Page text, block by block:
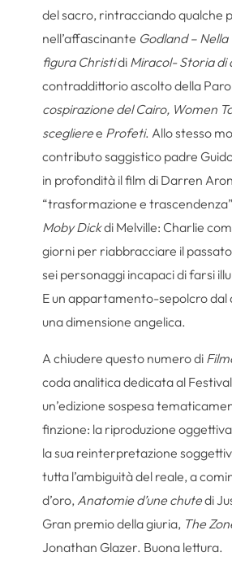
del sacro, rintracciando qualche
nell’affascinante Godland –
figura Christidi Miracol- Storia di
contraddittorio ascolto della
cospirazione del Cairo, Women
sceglieree Profeti. Allo stesso
contributo saggistico padre
in profondità il film di Darren
“trasformazione e
Moby Dickdi Melville: Charlie
giorni per riabbracciare il
sei personaggi incapaci di farsi
E un appartamento-sepolcro dal
una dimensione angelica.
A chiudere questo numero di
coda analitica dedicata al
un’edizione sospesa
finzione: la riproduzione
la sua reinterpretazione
tutta l’ambiguità del reale, a
d’oro, Anatomie d’une chutedi
Gran premio della giuria, The
Jonathan Glazer. Buona lettura.